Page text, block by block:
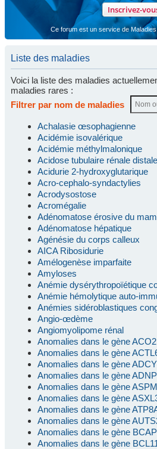
Inscrivez-
Ce forum est un service de
Liste des maladies
Voici la liste des maladies
maladies rares :
Filtrer par nom de maladies
Achalasie œsophagienne
Acidémie isovalérique
Acidémie méthylmalonique
Acidose tubulaire rénale distale
Acidurie 2-hydroxyglutarique
Acro-cephalo-syndactylies
Acrodysostose
Acromégalie
Adénomatose érosive du
Adénomatose hépatique
Agénésie du corps calleux
AICA Ribosidurie
Amélogenèse imparfaite
Amyloses
Anémie dysérythropoïétique
Anémie hémolytique auto-
Anémies sidéroblastiques
Angio-œdème
Angiomyolipome rénal
Anomalies dans le gène ACO2
Anomalies dans le gène
Anomalies dans le gène
Anomalies dans le gène ADNP
Anomalies dans le gène ASPM
Anomalies dans le gène
Anomalies dans le gène
Anomalies dans le gène
Anomalies dans le gène
Anomalies dans le gène